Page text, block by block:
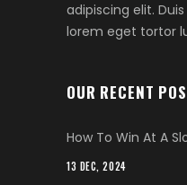
adipiscing elit.
lorem eget tortor
OUR RECENT
How To Win At A
13 DEC, 2024